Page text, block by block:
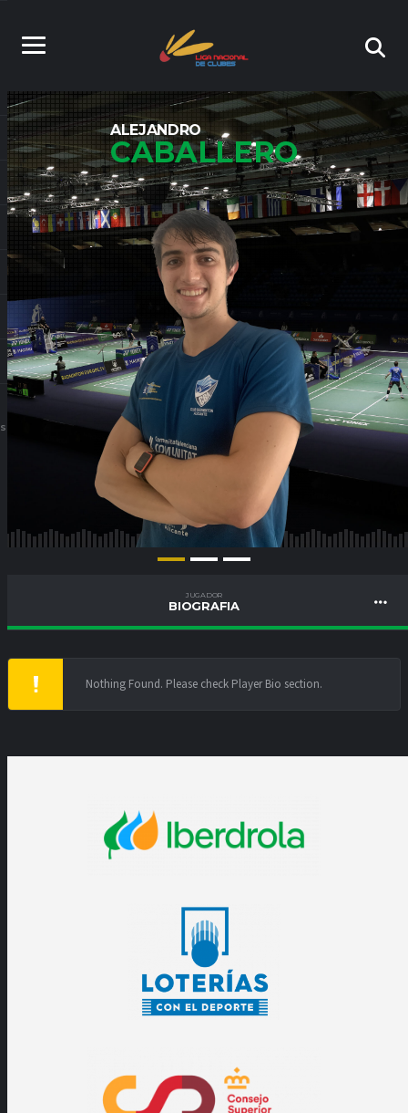
ALEJANDRO
CABALLERO
JUGADOR
BIOGRAFIA
Nothing Found. Please check Player Bio section.